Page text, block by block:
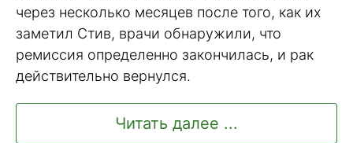
через несколько месяцев после того, как их
заметил Стив, врачи обнаружили, что
ремиссия определенно закончилась, и рак
действительно вернулся.
Читать далее ...